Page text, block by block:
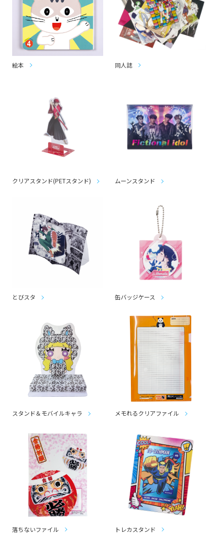
絵本 同人誌
クリアスタンド(PETスタンド) ムーンスタンド
とびスタ 缶バッジケース
スタンド＆モバイルキャラ メモれるクリアファイル
落ちないファイル トレカスタンド